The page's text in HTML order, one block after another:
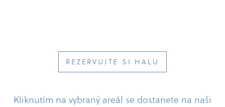
REZERVUJTE SI HALU
Kliknutím na vybraný areál se dostanete na naši